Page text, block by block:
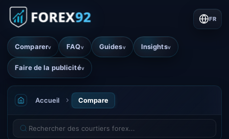
Comparerv FAQv Guidesv Insightsv
Faire de la publicitév
FR
Accueil Compare